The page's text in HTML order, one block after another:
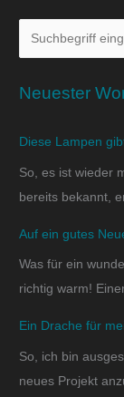
Neuester
Diese Lampen
So, es ist wieder
bereits bekannt,
Auf ein gutes
Was für ein
richtig warm!
Ein Drache für
So, ich bin
neues Projekt